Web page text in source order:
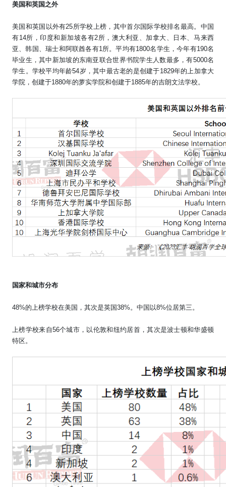
美国和英国之外
美国和英国以外有25所学校上榜，其中首尔国际学校排名最高。中国
有14所，印度和新加坡各有2所，澳大利亚、加拿大、日本、马来西
亚、韩国、瑞士和阿联酋各有1所。平均有1800名学生，今年有190名
毕业生，其中新加坡的东南亚联合世界书院学生人数最多，有5000名
学生。学校平均年龄54岁，其中最古老的是创建于1829年的上加拿大
学院，创建于1880年的萝实学院和创建于1885年的吉朗文法学校。
国家和城市分布
48%的上榜学校在美国，其次是英国38%。中国以8%位居第三。
上榜学校来自56个城市，以伦敦和纽约居首，其次是波士顿和华盛顿
特区。